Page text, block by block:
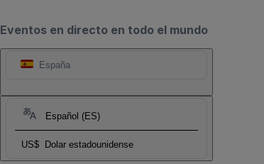
Eventos en directo en todo el mundo
España
Español (ES)
US$ Dolar estadounidense